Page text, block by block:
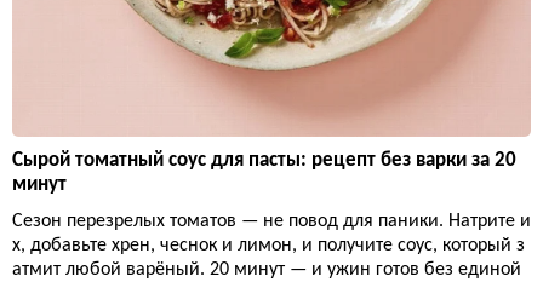
Сырой томатный соус для пасты: рецепт без варки за 20
минут
Сезон перезрелых томатов — не повод для паники. Натрите и
х, добавьте хрен, чеснок и лимон, и получите соус, который з
атмит любой варёный. 20 минут — и ужин готов без единой